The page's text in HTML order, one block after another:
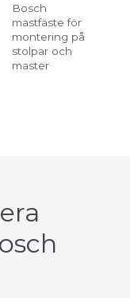
Bosch
mastfäste för
montering på
stolpar och
master